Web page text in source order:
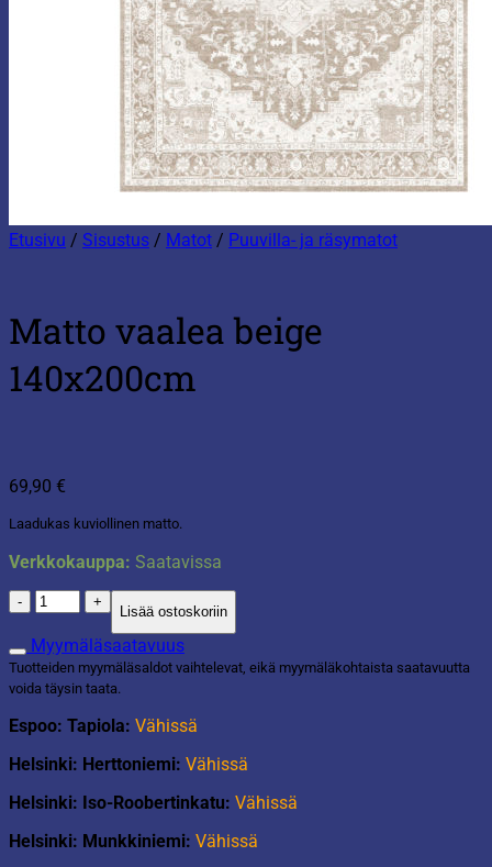
Etusivu / Sisustus / Matot / Puuvilla- ja räsymatot
Matto vaalea beige
140x200cm
69,90 €
Laadukas kuviollinen matto.
Verkkokauppa: Saatavissa
Matto
vaalea
beige
140x200cm
määrä
Lisää ostoskoriin
Myymäläsaatavuus
Tuotteiden myymäläsaldot vaihtelevat, eikä myymäläkohtaista saatavuutta
voida täysin taata.
Espoo: Tapiola: Vähissä
Helsinki: Herttoniemi: Vähissä
Helsinki: Iso-Roobertinkatu: Vähissä
Helsinki: Munkkiniemi: Vähissä